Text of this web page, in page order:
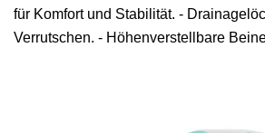
für Komfort und Stabilität. -
Verrutschen. - Höhenverstellbare